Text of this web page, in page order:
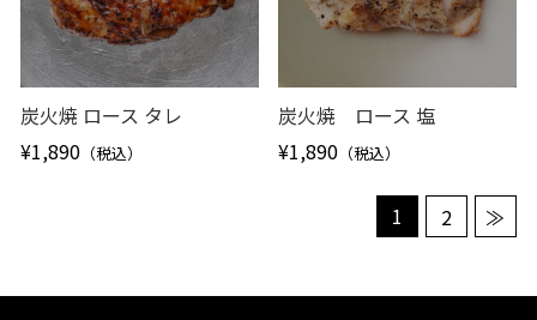
炭火焼 ロース タレ
¥1,890 （税込）
炭火焼 ロース 塩
¥1,890 （税込）
1 2 ≫